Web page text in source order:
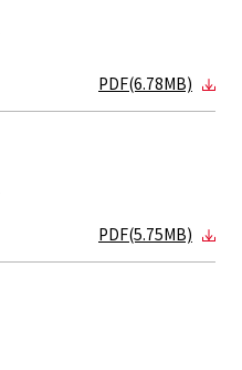
PDF(6.78MB)
PDF(5.75MB)